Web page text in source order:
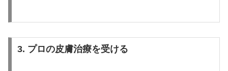
3. プロの皮膚治療を受ける